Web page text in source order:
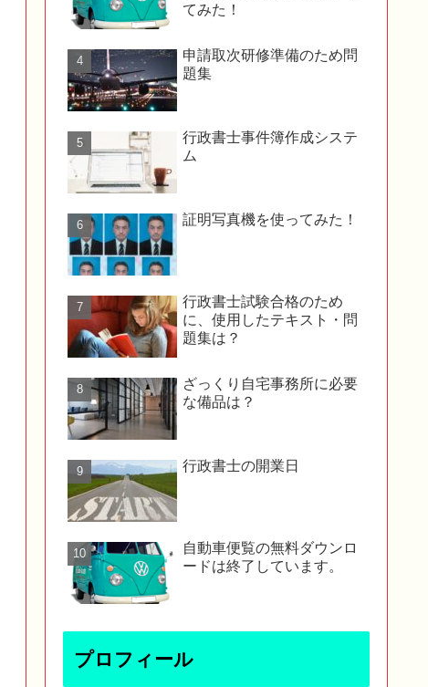
てみた！
申請取次研修準備のため問
題集
行政書士事件簿作成システ
ム
証明写真機を使ってみた！
行政書士試験合格のため
に、使用したテキスト・問
題集は？
ざっくり自宅事務所に必要
な備品は？
行政書士の開業日
自動車便覧の無料ダウンロ
ードは終了しています。
プロフィール